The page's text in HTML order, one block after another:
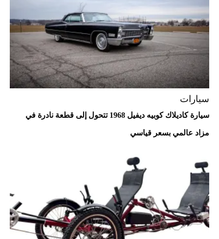
أفضل تدريج للشعر الطويل لإطلالة جريئة وعصرية
سيارات
سيارة كاديلاك كوبيه ديفيل 1968 تتحول إلى قطعة نادرة في
مزاد عالمي بسعر قياسي